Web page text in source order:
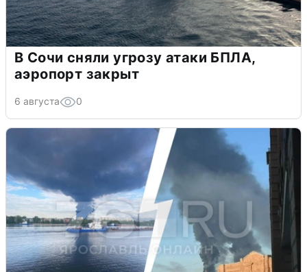
В Сочи сняли угрозу атаки БПЛА,
аэропорт закрыт
6 августа 0